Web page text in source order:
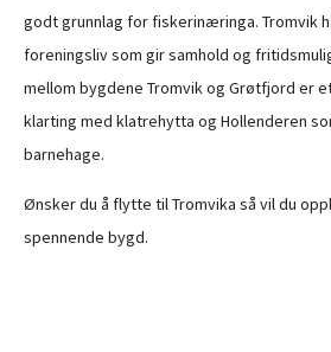
godt grunnlag for fiskerinæringa. Tromvik
foreningsliv som gir samhold og
mellom bygdene Tromvik og Grøtfjord er
klarting med klatrehytta og Hollenderen
barnehage.
Ønsker du å flytte til Tromvika så vil du
spennende bygd.